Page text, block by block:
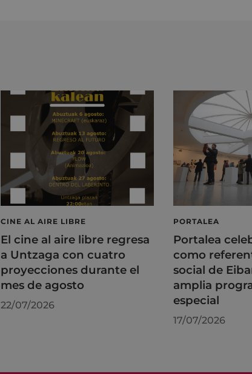
CINE AL AIRE LIBRE
El cine al aire libre regresa
a Untzaga con cuatro
proyecciones durante el
mes de agosto
22/07/2026
PORTALEA
Portalea
como
social de
amplia
especial
17/07/2026